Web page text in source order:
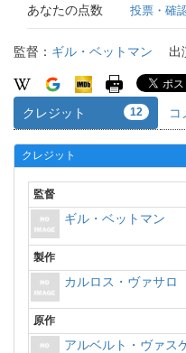
あなたの点数
投票・確
監督： ギル・ベットマン 出
クレジット 12 コ
クレジット
監督
ギル・ベットマン
製作
カルロス・ヴァサロ
原作
アルベルト・ヴァス